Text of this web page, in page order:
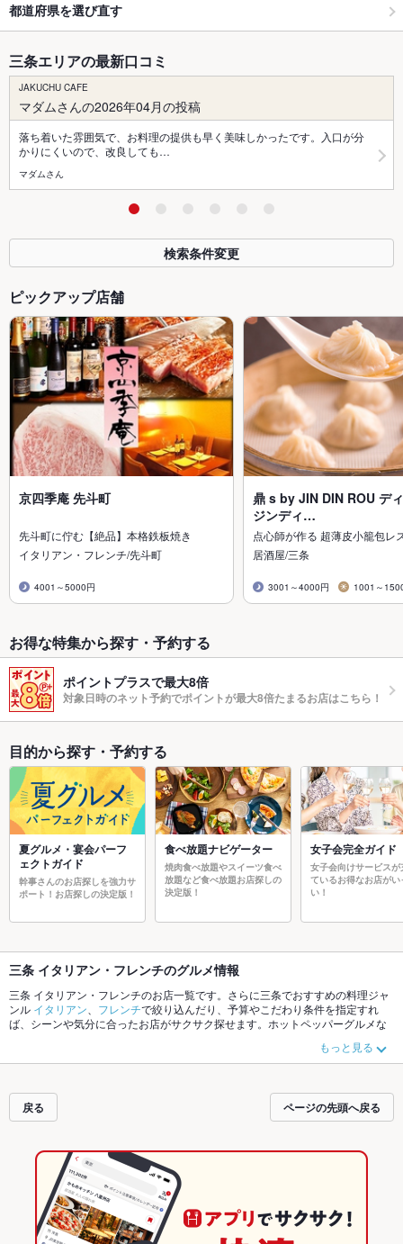
都道府県を選び直す
三条エリアの最新口コミ
JAKUCHU CAFE
マダムさんの2026年04月の投稿
落ち着いた雰囲気で、お料理の提供も早く美味しかったです。入口が分
かりにくいので、改良しても…
マダムさん
検索条件変更
ピックアップ店舗
京四季庵 先斗町
先斗町に佇む【絶品】本格鉄板焼き
イタリアン・フレンチ/先斗町
4001～5000円
鼎 s by JIN DIN ROU デ
ジンディ…
点心師が作る 超薄皮小籠包レ
居酒屋/三条
3001～4000円 1001～
お得な特集から探す・予約する
ポイントプラスで最大8倍
対象日時のネット予約でポイントが最大8倍たまるお店はこちら！
目的から探す・予約する
夏グルメ・宴会パーフ
ェクトガイド
幹事さんのお店探しを強力サ
ポート！お店探しの決定版！
食べ放題ナビゲーター
焼肉食べ放題やスイーツ食べ
放題など食べ放題お店探しの
決定版！
女子会完全ガイド
女子会向けサービスが
ているお得なお店がい
い！
三条 イタリアン・フレンチのグルメ情報
三条 イタリアン・フレンチのお店一覧です。さらに三条でおすすめの料理ジャ
ンル イタリアン フレンチで絞り込んだり、予算やこだわり条件を指定すれ
ば、シーンや気分に合ったお店がサクサク探せます。ホットペッパーグルメな
ど、お店の最新情報をご紹介しているので安心！24時間使える簡単便利なネッ
ト予約が使えるお店も拡大中です。友達どうしの飲み会にも、会社の宴会に
さい。
もっと見る
戻る ページの先頭へ戻る